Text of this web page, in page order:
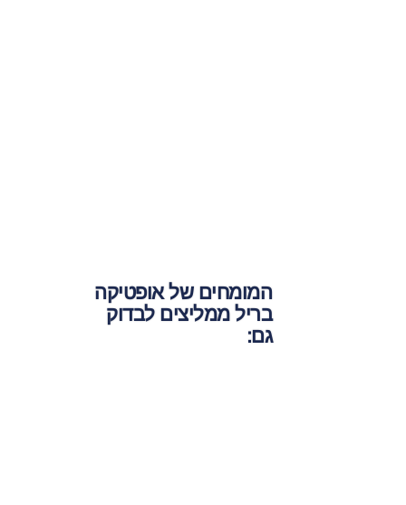
המומחים שלאופטיקה
ברילממליצים לבדוק
גם: